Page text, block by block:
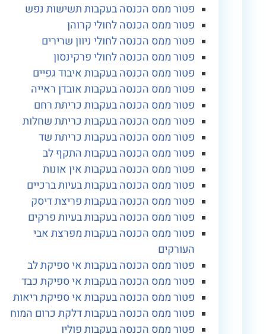
פטור ממס הכנסה בעקבות תשישות נפש
פטור ממס הכנסה לחולי קרוהן
פטור ממס הכנסה לחולי ניוון שרירים
פטור ממס הכנסה לחולי פרקינסון
פטור ממס הכנסה בעקבות איבוד גפיים
פטור ממס הכנסה בעקבות אובדן ראייה
פטור ממס הכנסה בעקבות כריתת רחם
פטור ממס הכנסה בעקבות כריתת שחלות
פטור ממס הכנסה בעקבות כריתת שד
פטור ממס הכנסה בעקבות התקף לב
פטור ממס הכנסה בעקבות אין אונות
פטור ממס הכנסה בעקבות בעיות ברכיים
פטור ממס הכנסה בעקבות פריצת דיסק
פטור ממס הכנסה בעקבות בעיות פרקים
פטור ממס הכנסה בעקבות מפרצת אבי
העורקים
פטור ממס הכנסה בעקבות אי ספיקת לב
פטור ממס הכנסה בעקבות אי ספיקת כבד
פטור ממס הכנסה בעקבות אי ספיקת ריאות
פטור ממס הכנסה בעקבות דלקת כרום המוח
פטור ממס הכנסה בעקבות פוליו